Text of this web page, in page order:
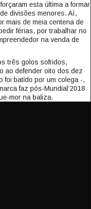
esta última a formar
divisões menores. Aí,
mais de meia centena de
férias, por trabalhar no
na venda de
três golos sofridos,
ao defender oito dos dez
foi batido por um colega -,
faz pós-Mundial’2018
mor na baliza.